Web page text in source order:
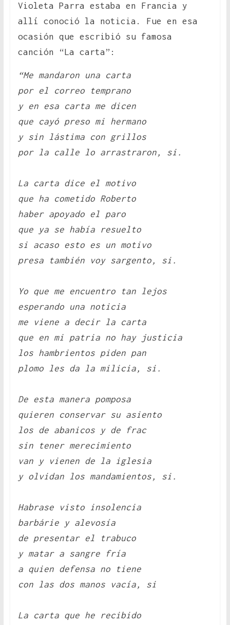
Violeta Parra estaba en Francia y
allí conoció la noticia. Fue en esa
ocasión que escribió su famosa
canción “La carta”:
“Me mandaron una carta
por el correo temprano
y en esa carta me dicen
que cayó preso mi hermano
y sin lástima con grillos
por la calle lo arrastraron, si.
La carta dice el motivo
que ha cometido Roberto
haber apoyado el paro
que ya se había resuelto
si acaso esto es un motivo
presa también voy sargento, si.
Yo que me encuentro tan lejos
esperando una noticia
me viene a decir la carta
que en mi patria no hay justicia
los hambrientos piden pan
plomo les da la milicia, si.
De esta manera pomposa
quieren conservar su asiento
los de abanicos y de frac
sin tener merecimiento
van y vienen de la iglesia
y olvidan los mandamientos, si.
Habrase visto insolencia
barbárie y alevosía
de presentar el trabuco
y matar a sangre fría
a quien defensa no tiene
con las dos manos vacía, si
La carta que he recibido